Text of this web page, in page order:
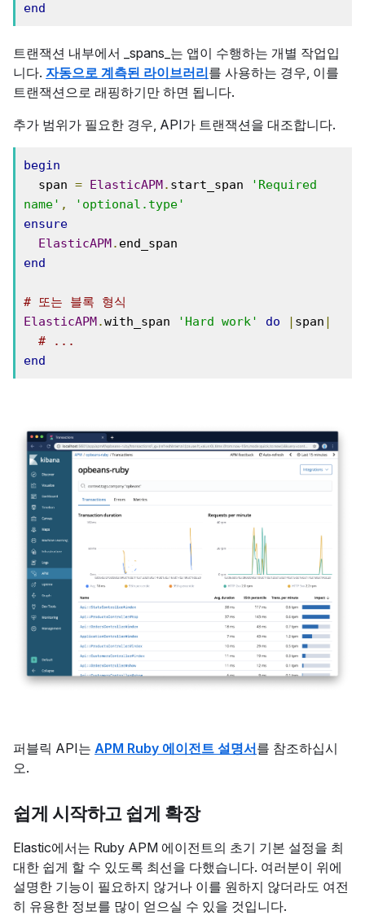
end
트랜잭션 내부에서 _spans_는 앱이 수행하는 개별 작업입
니다. 자동으로 계측된 라이브러리를 사용하는 경우, 이를
트랜잭션으로 래핑하기만 하면 됩니다.
추가 범위가 필요한 경우, API가 트랜잭션을 대조합니다.
begin
  span
= ElasticAPM. start_span
'Required
name' ,
'optional.type'
ensure
ElasticAPM.
end
# 또는 블록 형식
ElasticAPM.with_span 'Hard work' do | span |
# ...
end
퍼블릭 API는 APM Ruby 에이전트 설명서를 참조하십시
오.
쉽게 시작하고 쉽게 확장
Elastic에서는 Ruby APM 에이전트의 초기 기본 설정을 최
대한 쉽게 할 수 있도록 최선을 다했습니다. 여러분이 위에
설명한 기능이 필요하지 않거나 이를 원하지 않더라도 여전
히 유용한 정보를 많이 얻으실 수 있을 것입니다.